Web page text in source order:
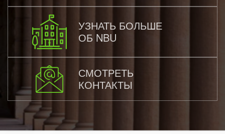
УЗНАТЬ БОЛЬШЕ
ОБ NBU
СМОТРЕТЬ
КОНТАКТЫ